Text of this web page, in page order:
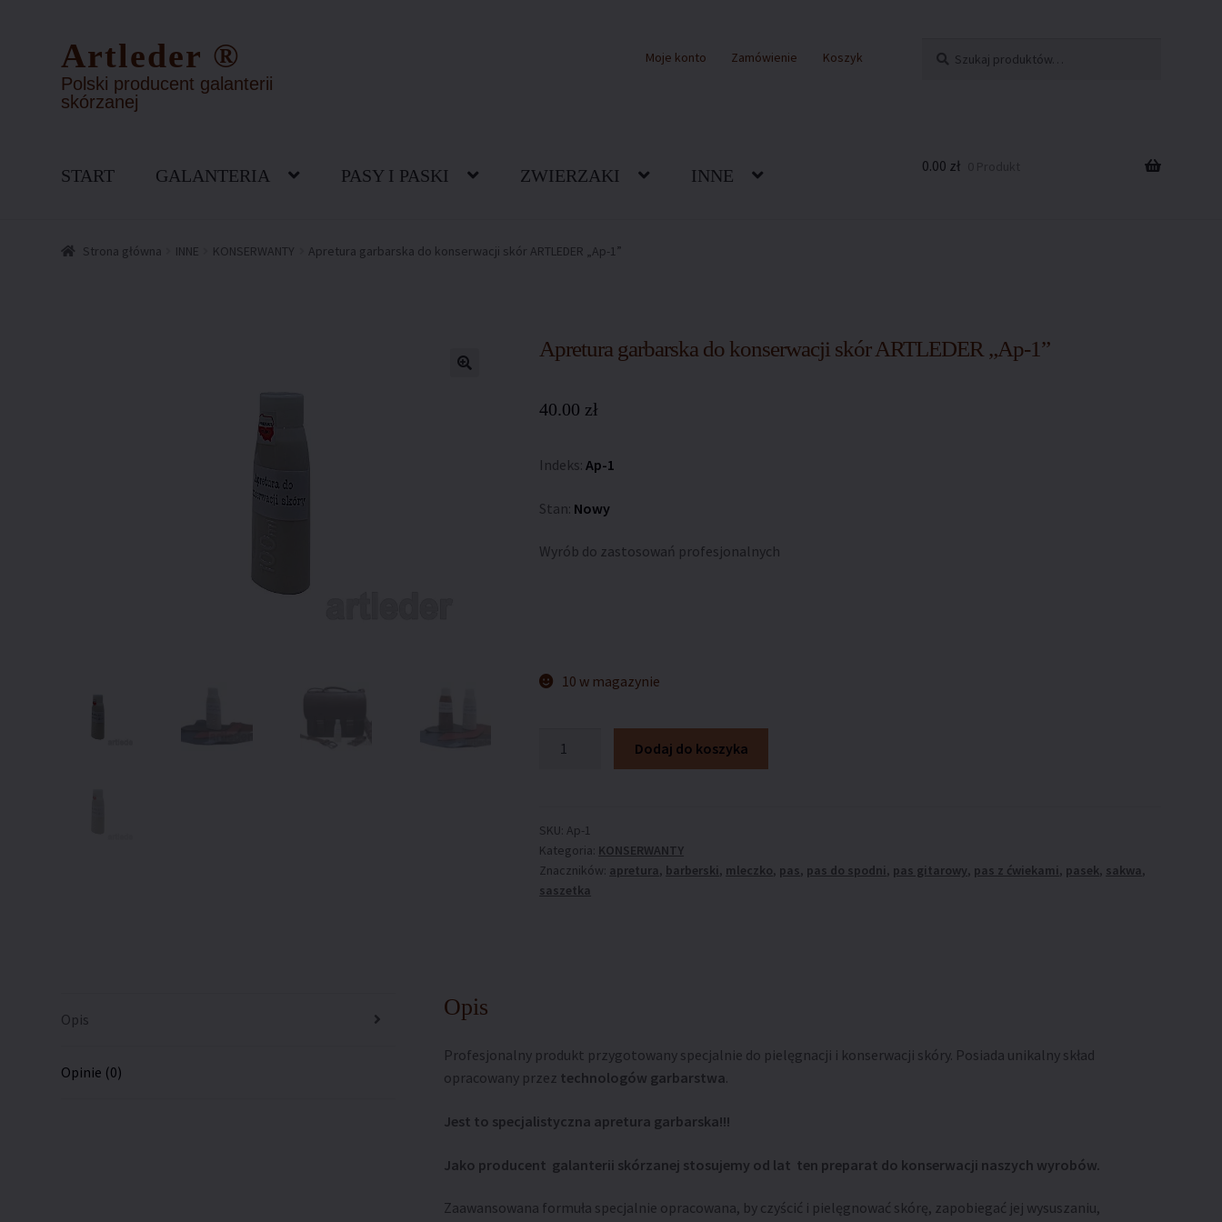
Przejdź
do
nawigacji
Przejdź
do
treści
Artleder ®
Polski producent galanterii
skórzanej
Moje konto Zamówienie Koszyk
START GALANTERIA PASY I PASKI ZWIERZAKI INNE
Strona główna FAQ – najczęściej zadawane pytania Kontakt z nami Koszyk Moje konto O nas
0.00 zł
Strona główna INNE KONSERWANTY Apretura garbarska do konserwacji skór ARTLEDER „Ap-1”
Apretura garbarska do konserwacji skór ARTLEDER „Ap-1”
40.00 zł
Indeks:Ap-1
Stan: Nowy
Wyrób do zastosowań profesjonalnych
10 w magazynie
konserwacji
skór
ARTLEDER
„Ap-
Dodaj do koszyka
SKU: Ap-1
Kategoria: KONSERWANTY
Znaczników: apretura, barberski, mleczko, pas, pas do spodni, pas gitarowy, pas z ćwiekami, pasek, sakwa,
saszetka
Opis
Opinie (0)
Opis
Profesjonalny produkt przygotowany specjalnie do pielęgnacji i konserwacji skóry. Posiada unikalny skład
opracowany przez technologów garbarstwa.
Jest to specjalistyczna apretura garbarska!!!
Jako producent galanterii skórzanej stosujemy od lat ten preparat do konserwacji naszych wyrobów.
Zaawansowana formuła specjalnie opracowana, by czyścić i pielęgnować skórę, zapobiegać jej wysuszaniu,